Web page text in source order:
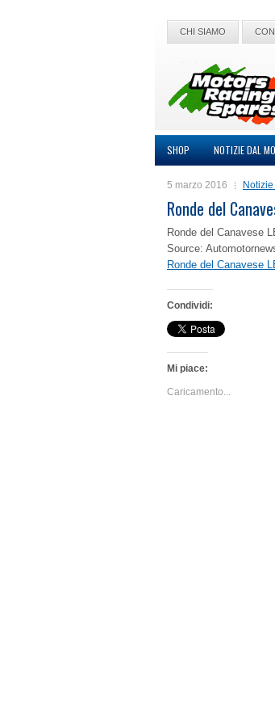
CHI SIAMO
SHOP NOTIZIE DAL
5 marzo 2016
Ronde del
Ronde del Canavese
Source:
Ronde del Canavese
Condividi:
Mi piace:
Caricamento...